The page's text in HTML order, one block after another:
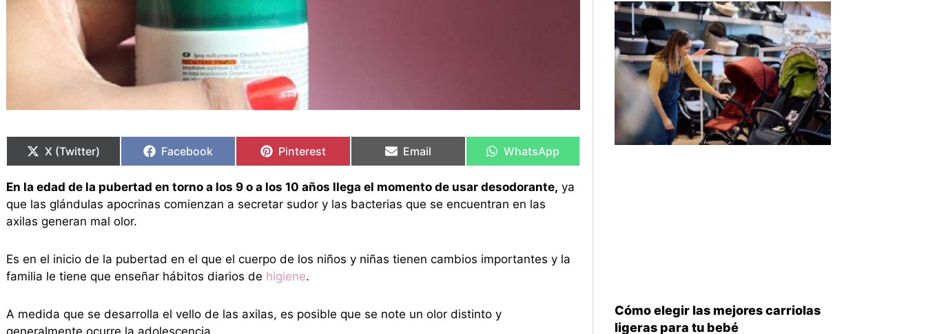
en
X (Twitter)
en
Facebook
en
Pinterest
en
Email
en
WhatsApp
En la edad de la pubertad en torno a los 9 o a los 10 años llega el momento de usar desodorante, ya
que las glándulas apocrinas comienzan a secretar sudor y las bacterias que se encuentran en las
axilas generan mal olor.
Es en el inicio de la pubertad en el que el cuerpo de los niños y niñas tienen cambios importantes y la
familia le tiene que enseñar hábitos diarios de higiene.
A medida que se desarrolla el vello de las axilas, es posible que se note un olor distinto y
generalmente ocurre la adolescencia.
en
en
en
en
en
Cómo elegir las mejores carriolas
ligeras para tu bebé